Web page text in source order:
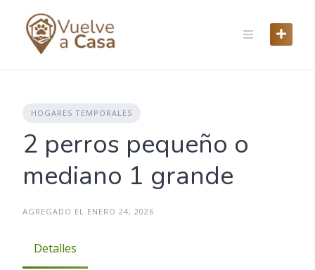
content
HOGARES TEMPORALES
2 perros pequeño o
mediano 1 grande
AGREGADO EL ENERO 24, 2026
Detalles